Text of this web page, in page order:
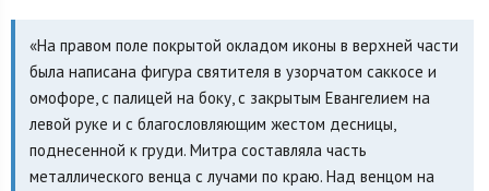
«На правом поле покрытой окладом иконы в верхней части
была написана фигура святителя в узорчатом саккосе и
омофоре, с палицей на боку, с закрытым Евангелием на
левой руке и с благословляющим жестом десницы,
поднесенной к груди. Митра составляла часть
металлического венца с лучами по краю. Над венцом на